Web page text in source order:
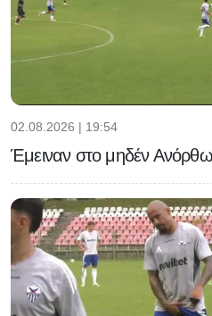
02.08.2026 | 19:54
Έμειναν στο μηδέν